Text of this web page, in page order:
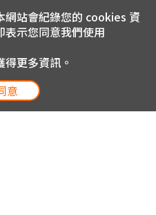
網站會紀錄您的 cookies 資
表示您同意我們使用
得更多資訊。
意